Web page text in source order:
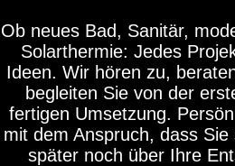
Ob neues Bad, Sanitär,
Solarthermie: Jedes
Ideen. Wir hören zu,
begleiten Sie von der
fertigen Umsetzung.
mit dem Anspruch, dass
später noch über Ihre